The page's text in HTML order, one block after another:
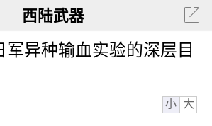
西陆武器
军异种输血实验的深层目
小 大